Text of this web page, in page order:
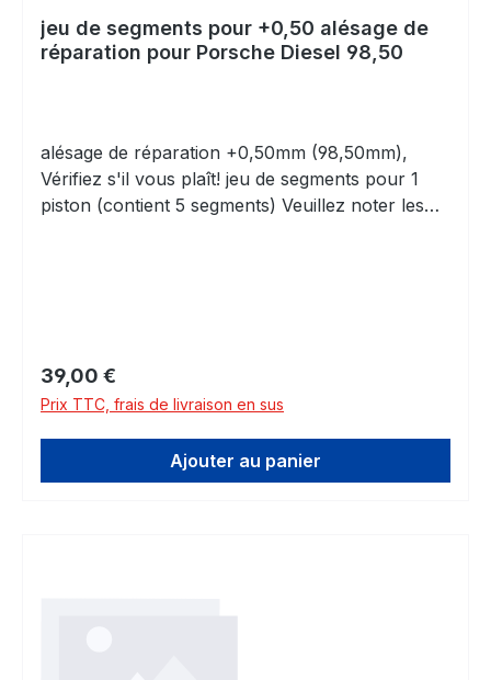
jeu de segments pour +0,50 alésage de
réparation pour Porsche Diesel 98,50
alésage de réparation +0,50mm (98,50mm),
Vérifiez s'il vous plaît! jeu de segments pour 1
piston (contient 5 segments) Veuillez noter les
Prix régulier :
39,00 €
Prix TTC, frais de livraison en sus
Ajouter au panier